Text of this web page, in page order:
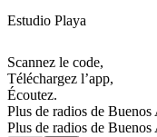
Estudio Playa
Scannez le code,
Téléchargez l’app,
Écoutez.
Plus de radios de Buenos
Plus de radios de Buenos